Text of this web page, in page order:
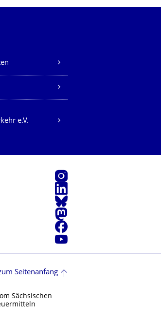
e.V.
Instagram
LinkedIn
Bluesky
Mastodon
Facebook
Youtube
Seitenanfang
Sächsischen